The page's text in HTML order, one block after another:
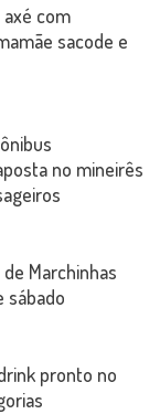
axé com
sacode e
no mineirês
Marchinhas
sábado
pronto no